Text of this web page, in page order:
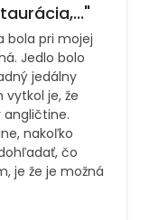
bola pri mojej
Jedlo bolo
jedálny
vytkol je, že
angličtine.
nakoľko
čo
je že je možná